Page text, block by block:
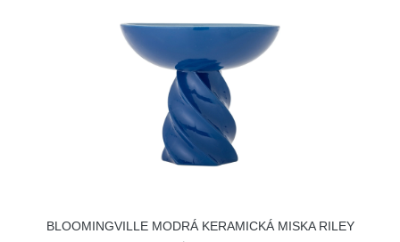
BLOOMINGVILLE MODRÁ KERAMICKÁ MISKA RILEY